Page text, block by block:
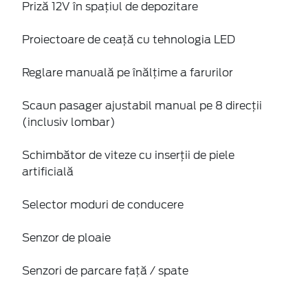
Priză 12V în spaţiul de depozitare
Proiectoare de ceaţă cu tehnologia LED
Reglare manuală pe înălţime a farurilor
Scaun pasager ajustabil manual pe 8 direcţii
(inclusiv lombar)
Schimbător de viteze cu inserţii de piele
artificială
Selector moduri de conducere
Senzor de ploaie
Senzori de parcare faţă / spate